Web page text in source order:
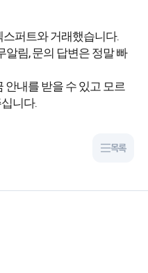
퍼트와 거래했습니다.
알림, 문의 답변은 정말 빠
안내를 받을 수 있고 모르
니다.
목록